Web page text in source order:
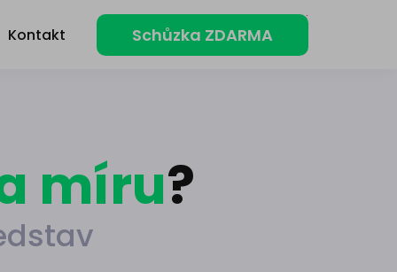
Kontakt Schůzka ZDARMA
míru?